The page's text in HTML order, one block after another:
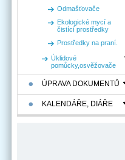
Odmašťovače
Ekologické mycí a
čistící prostředky
Prostředky na praní.
Úklidové
pomůcky,osvěžovače
ÚPRAVA DOKUMENTŮ
KALENDÁŘE, DIÁŘE